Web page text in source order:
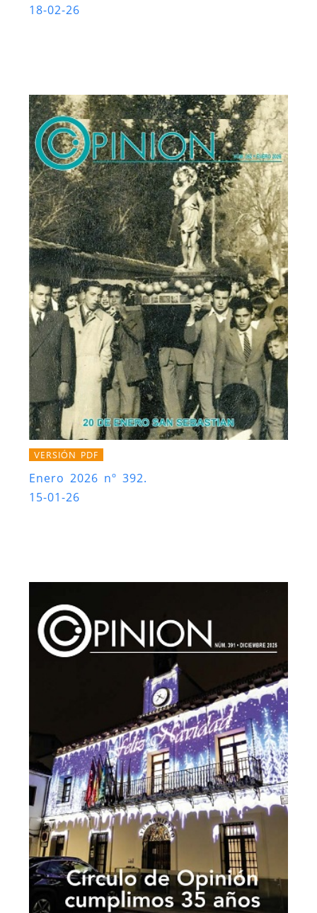
18-02-26
VERSIÓN PDF
Enero 2026 nº 392.
15-01-26